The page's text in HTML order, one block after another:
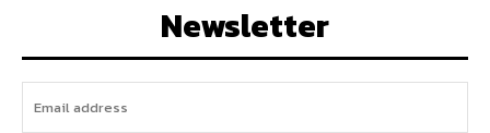
Newsletter